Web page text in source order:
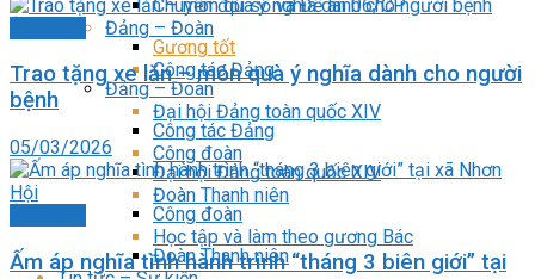
Đảng – Đoàn
Công tác Đảng
Đại hội Đảng toàn quốc XIV
Công đoàn
Đoàn Thanh niên
Học tập và làm theo gương Bác
Chuyển đổi số và Đề án 06/CP
Gương tốt
Đảng – Đoàn
Công tác Đảng
Đại hội Đảng toàn quốc XIV
Công đoàn
Đoàn Thanh niên
Trao tặng xe lăn – món quà ý nghĩa dành cho người
bệnh
05/03/2026
Ấm áp nghĩa tình hành trình “tháng 3 biên giới” tại